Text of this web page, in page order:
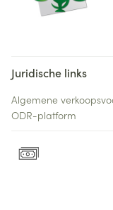
Juridische links
Algemene
ODR-platform